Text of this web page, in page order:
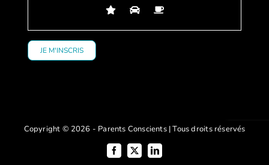
Copyright © 2026 - Parents Conscients | Tous droits réservés
Facebook
X LinkedIn